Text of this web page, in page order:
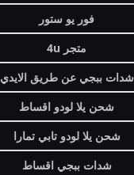
فور يو ستور
متجر 4u
شدات ببجي عن طريق الايدي
شحن يلا لودو اقساط
شحن يلا لودو تابي تمارا
شدات ببجي اقساط